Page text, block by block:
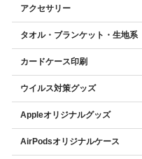
アクセサリー
タオル・ブランケット・生地系
カードケース印刷
ウイルス対策グッズ
Appleオリジナルグッズ
AirPodsオリジナルケース